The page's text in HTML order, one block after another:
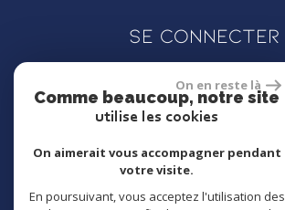
Se connecter
Espace propriétaire
réalisé par
On en reste là
Comme beaucoup, notre site
utilise les cookies
On aimerait vous accompagner pendant
votre visite.
En poursuivant, vous acceptez l'utilisation des